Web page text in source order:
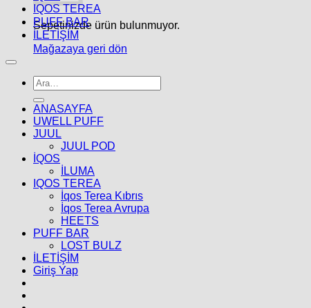
Sepetinizde ürün bulunmuyor.
Mağazaya geri dön
IQOS TEREA
PUFF BAR
İLETİŞİM
Ara:
ANASAYFA
UWELL PUFF
JUUL
JUUL POD
İQOS
İLUMA
IQOS TEREA
İqos Terea Kıbrıs
İqos Terea Avrupa
HEETS
PUFF BAR
LOST BULZ
İLETİŞİM
Giriş Yap